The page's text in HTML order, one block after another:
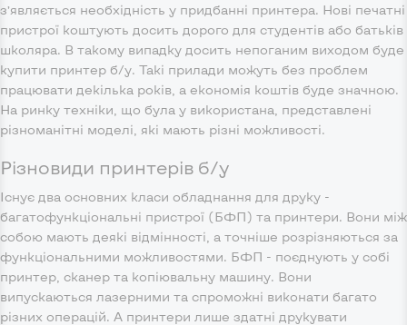
з’являється необхідність у придбанні принтера. Нові печатні
пристрої коштують досить дорого для студентів або батьків
школяра. В такому випадку досить непоганим виходом буде
купити принтер б/у. Такі прилади можуть без проблем
працювати декілька років, а економія коштів буде значною.
На ринку техніки, що була у використана, представлені
різноманітні моделі, які мають різні можливості.
Різновиди принтерів б/у
Існує два основних класи обладнання для друку -
багатофункціональні пристрої (БФП) та принтери. Вони між
собою мають деякі відмінності, а точніше розрізняються за
функціональними можливостями. БФП - поєднують у собі
принтер, сканер та копіювальну машину. Вони
випускаються лазерними та спроможні виконати багато
різних операцій. А принтери лише здатні друкувати